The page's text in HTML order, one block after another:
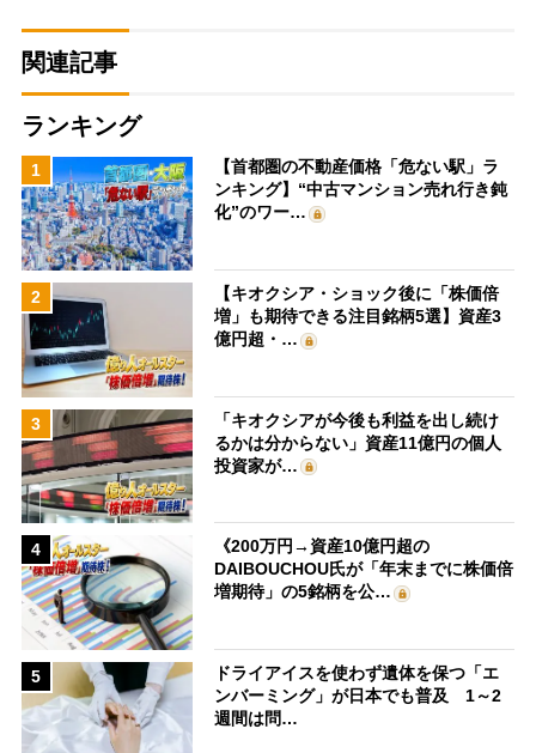
関連記事
ランキング
1
【首都圏の不動産価格「危ない駅」ラ
ンキング】“中古マンション売れ行き鈍
化”のワー…
2
【キオクシア・ショック後に「株価倍
増」も期待できる注目銘柄5選】資産3
億円超・…
3
「キオクシアが今後も利益を出し続け
るかは分からない」資産11億円の個人
投資家が…
4
《200万円→資産10億円超の
DAIBOUCHOU氏が「年末までに株価倍
増期待」の5銘柄を公…
5
ドライアイスを使わず遺体を保つ「エ
ンバーミング」が日本でも普及 1～2
週間は問…